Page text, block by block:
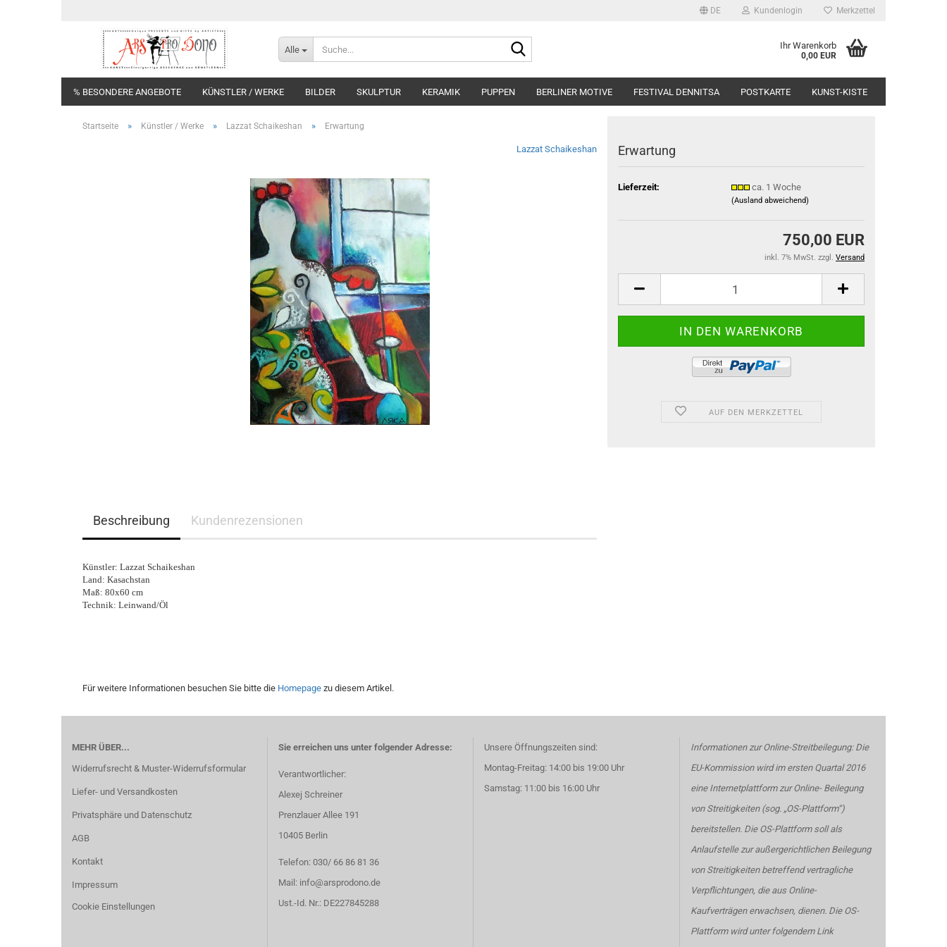
DE Kundenlogin Merkzettel
Alle Ihr Warenkorb
0,00 EUR
% BESONDERE ANGEBOTE KÜNSTLER / WERKE BILDER SKULPTUR KERAMIK PUPPEN BERLINER MOTIVE FESTIVAL DENNITSA POSTKARTE KUNST-KISTE
Startseite » Künstler / Werke » Lazzat Schaikeshan » Erwartung
Lazzat Schaikeshan Erwartung
Lieferzeit: ca. 1 Woche
(Ausland abweichend)
750,00 EUR
inkl. 7% MwSt. zzgl. Versand
AUF DEN MERKZETTEL
Beschreibung Kundenrezensionen
Künstler: Lazzat Schaikeshan
Land: Kasachstan
Maß: 80x60 cm
Technik: Leinwand/Öl
Für weitere Informationen besuchen Sie bitte die Homepage zu diesem Artikel.
MEHR ÜBER...
Widerrufsrecht & Muster-Widerrufsformular
Liefer- und Versandkosten
Privatsphäre und Datenschutz
AGB
Kontakt
Impressum
Cookie Einstellungen
Sie erreichen uns unter folgender Adresse:
Verantwortlicher:
Alexej Schreiner
Prenzlauer Allee 191
10405 Berlin
Telefon: 030/ 66 86 81 36
Mail: info@arsprodono.de
Ust.-Id. Nr.: DE227845288
Unsere Öffnungszeiten sind:
Montag-Freitag: 14:00 bis 19:00 Uhr
Samstag: 11:00 bis 16:00 Uhr
Informationen zur Online-Streitbeilegung: Die
EU-Kommission wird im ersten Quartal 2016
eine Internetplattform zur Online- Beilegung
von Streitigkeiten (sog. „OS-Plattform“)
bereitstellen. Die OS-Plattform soll als
Anlaufstelle zuraußergerichtlichen Beilegung
von Streitigkeiten betreffend vertragliche
Verpflichtungen, die aus Online-
Kaufverträgen erwachsen, dienen. Die OS-
Plattform wird unter folgendem Link